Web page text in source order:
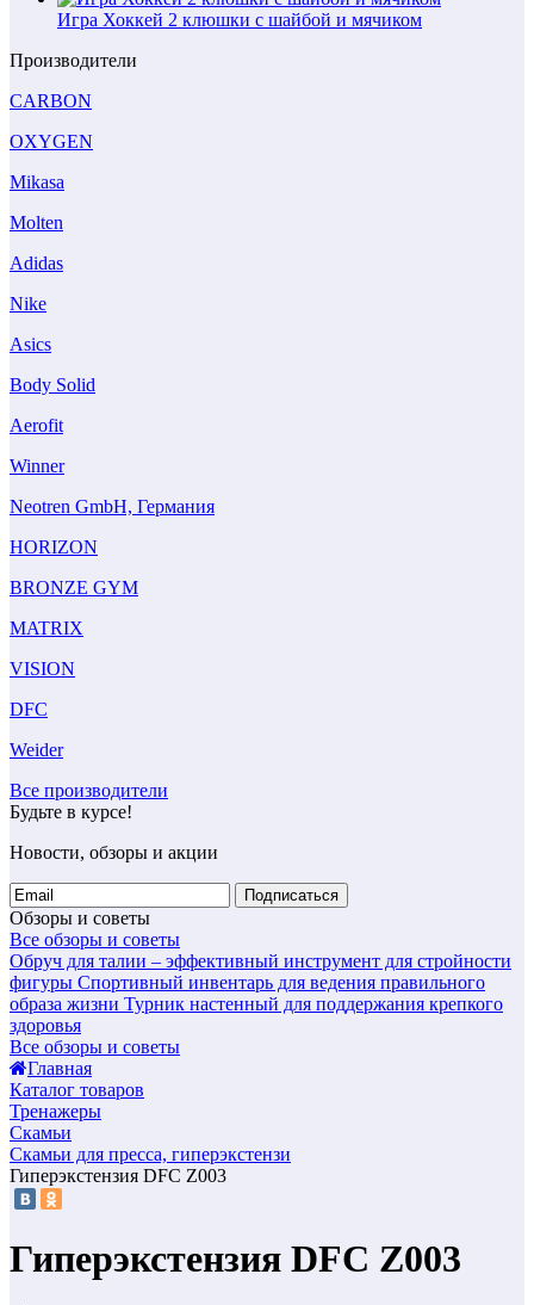
Игра Хоккей 2 клюшки с шайбой и мячиком
Производители
CARBON
OXYGEN
Mikasa
Molten
Adidas
Nike
Asics
Body Solid
Aerofit
Winner
Neotren GmbH, Германия
HORIZON
BRONZE GYM
MATRIX
VISION
DFC
Weider
Все производители
Будьте в курсе!
Новости, обзоры и акции
Подписаться
Обзоры и советы
Все обзоры и советы
Обруч для талии – эффективный инструмент для стройности
фигуры Спортивный инвентарь для ведения правильного
образа жизни Турник настенный для поддержания крепкого
здоровья
Все обзоры и советы
Главная
Каталог товаров
Тренажеры
Скамьи
Скамьи для пресса, гиперэкстензи
Гиперэкстензия DFC Z003
Гиперэкстензия DFC Z003